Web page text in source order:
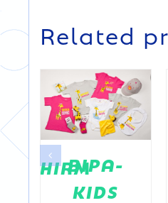
Related
DETAILS
BIPA-
KIDS